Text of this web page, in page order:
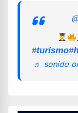
#turismo
♬ sonido